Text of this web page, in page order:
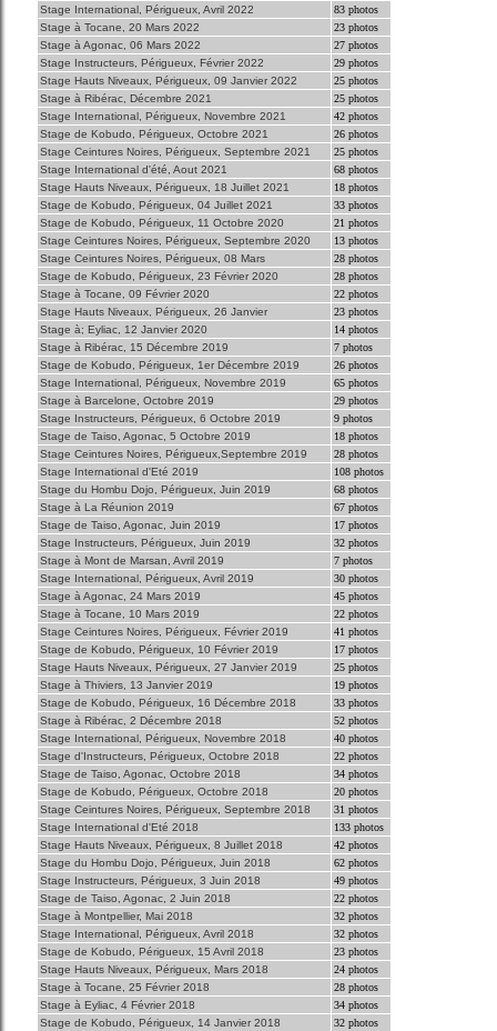
Stage International, Périgueux, Avril 2022
83 photos
Stage à Tocane, 20 Mars 2022
23 photos
Stage à Agonac, 06 Mars 2022
27 photos
Stage Instructeurs, Périgueux, Février 2022
29 photos
Stage Hauts Niveaux, Périgueux, 09 Janvier 2022
25 photos
Stage à Ribérac, Décembre 2021
25 photos
Stage International, Périgueux, Novembre 2021
42 photos
Stage de Kobudo, Périgueux, Octobre 2021
26 photos
Stage Ceintures Noires, Périgueux, Septembre 2021
25 photos
Stage International d'été, Aout 2021
68 photos
Stage Hauts Niveaux, Périgueux, 18 Juillet 2021
18 photos
Stage de Kobudo, Périgueux, 04 Juillet 2021
33 photos
Stage de Kobudo, Périgueux, 11 Octobre 2020
21 photos
Stage Ceintures Noires, Périgueux, Septembre 2020
13 photos
Stage Ceintures Noires, Périgueux, 08 Mars
28 photos
Stage de Kobudo, Périgueux, 23 Février 2020
28 photos
Stage à Tocane, 09 Février 2020
22 photos
Stage Hauts Niveaux, Périgueux, 26 Janvier
23 photos
Stage à; Eyliac, 12 Janvier 2020
14 photos
Stage à Ribérac, 15 Décembre 2019
7 photos
Stage de Kobudo, Périgueux, 1er Décembre 2019
26 photos
Stage International, Périgueux, Novembre 2019
65 photos
Stage à Barcelone, Octobre 2019
29 photos
Stage Instructeurs, Périgueux, 6 Octobre 2019
9 photos
Stage de Taiso, Agonac, 5 Octobre 2019
18 photos
Stage Ceintures Noires, Périgueux,Septembre 2019
28 photos
Stage International d'Eté 2019
108 photos
Stage du Hombu Dojo, Périgueux, Juin 2019
68 photos
Stage à La Réunion 2019
67 photos
Stage de Taiso, Agonac, Juin 2019
17 photos
Stage Instructeurs, Périgueux, Juin 2019
32 photos
Stage à Mont de Marsan, Avril 2019
7 photos
Stage International, Périgueux, Avril 2019
30 photos
Stage à Agonac, 24 Mars 2019
45 photos
Stage à Tocane, 10 Mars 2019
22 photos
Stage Ceintures Noires, Périgueux, Février 2019
41 photos
Stage de Kobudo, Périgueux, 10 Février 2019
17 photos
Stage Hauts Niveaux, Périgueux, 27 Janvier 2019
25 photos
Stage à Thiviers, 13 Janvier 2019
19 photos
Stage de Kobudo, Périgueux, 16 Décembre 2018
33 photos
Stage à Ribérac, 2 Décembre 2018
52 photos
Stage International, Périgueux, Novembre 2018
40 photos
Stage d'Instructeurs, Périgueux, Octobre 2018
22 photos
Stage de Taiso, Agonac, Octobre 2018
34 photos
Stage de Kobudo, Périgueux, Octobre 2018
20 photos
Stage Ceintures Noires, Périgueux, Septembre 2018
31 photos
Stage International d'Eté 2018
133 photos
Stage Hauts Niveaux, Périgueux, 8 Juillet 2018
42 photos
Stage du Hombu Dojo, Périgueux, Juin 2018
62 photos
Stage Instructeurs, Périgueux, 3 Juin 2018
49 photos
Stage de Taiso, Agonac, 2 Juin 2018
22 photos
Stage à Montpellier, Mai 2018
32 photos
Stage International, Périgueux, Avril 2018
32 photos
Stage de Kobudo, Périgueux, 15 Avril 2018
23 photos
Stage Hauts Niveaux, Périgueux, Mars 2018
24 photos
Stage à Tocane, 25 Février 2018
28 photos
Stage à Eyliac, 4 Février 2018
34 photos
Stage de Kobudo, Périgueux, 14 Janvier 2018
32 photos